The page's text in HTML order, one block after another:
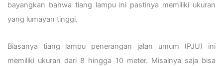
bayangkan bahwa tiang lampu ini pastinya memiliki ukuran
yang lumayan tinggi.
Biasanya tiang lampu penerangan jalan umum (PJU) ini
memiliki ukuran dari 8 hingga 10 meter. Misalnya saja bisa